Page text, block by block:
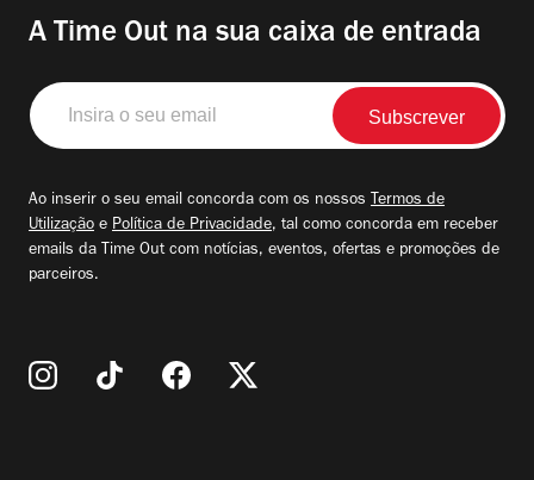
A Time Out na sua caixa de entrada
Insira
o
seu
Ao inserir o seu email concorda com os nossos Termos de
Utilização e Política de Privacidade, tal como concorda em receber
emails da Time Out com notícias, eventos, ofertas e promoções de
parceiros.